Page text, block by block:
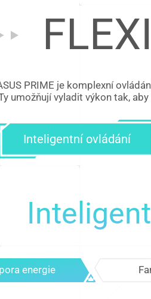
PRIME je komplexní
umožňují vyladit výkon tak,
Inteligentní ovládání
energie